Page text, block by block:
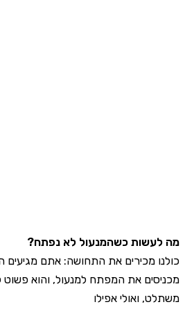
כשהמנעול לא נפתח?
מכירים את התחושה: אתם מגיעים הביתה
את המפתח למנעול, והוא פשוט לא
ואולי אפילו